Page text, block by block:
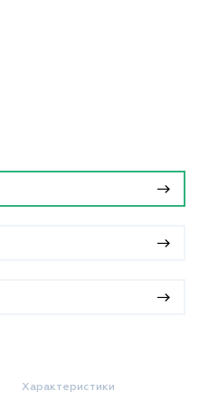
Характеристики